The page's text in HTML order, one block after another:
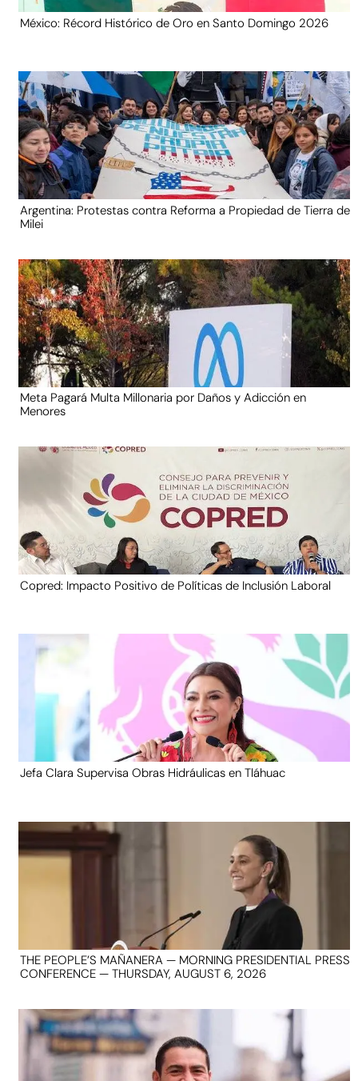
México: Récord Histórico de Oro en Santo Domingo 2026
Argentina: Protestas contra Reforma a Propiedad de Tierra de
Milei
Meta Pagará Multa Millonaria por Daños y Adicción en
Menores
Copred: Impacto Positivo de Políticas de Inclusión Laboral
Jefa Clara Supervisa Obras Hidráulicas en Tláhuac
THE PEOPLE’S MAÑANERA — MORNING PRESIDENTIAL PRESS
CONFERENCE — THURSDAY, AUGUST 6, 2026